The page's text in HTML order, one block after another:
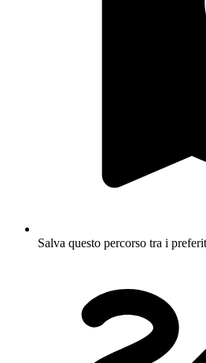
Salva questo percorso tra i